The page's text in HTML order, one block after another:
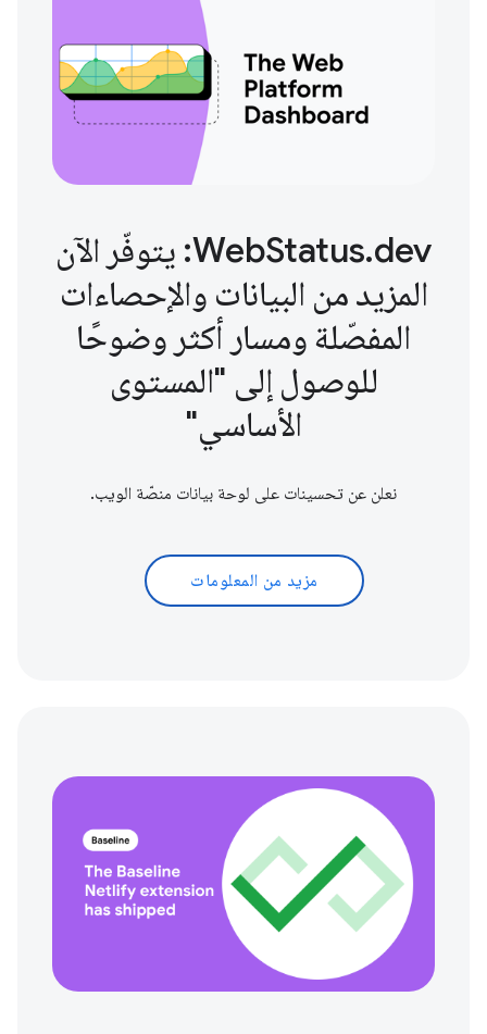
WebStatus.dev: يتوفّر الآن
المزيد من البيانات والإحصاءات
المفصّلة ومسار أكثر وضوحًا
للوصول إلى "المستوى
الأساسي"
نعلن عن تحسينات على لوحة بيانات منصّة الويب.
مزيد من المعلومات